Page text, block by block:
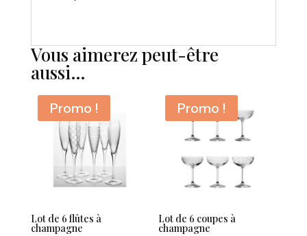
Vous aimerez peut-être
aussi…
Promo !
Lot de 6 flûtes à
champagne
Promo !
Lot de 6 coupes à
champagne